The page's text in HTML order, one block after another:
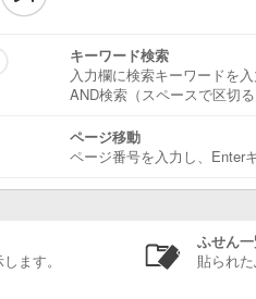
キーワード検索
入力欄に検索キーワードを
AND検索（スペースで区切
ページ移動
ページ番号を入力し、Enter
ます。
ふせん
貼られ